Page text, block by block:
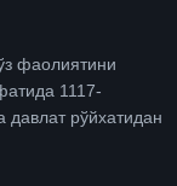
фаолиятини
1117-
рўйхатидан